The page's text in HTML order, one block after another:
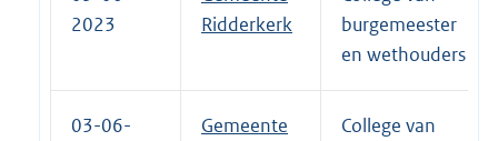
2023
Ridderkerk
burgemeester
en wethouders
03-06-
Gemeente
College van